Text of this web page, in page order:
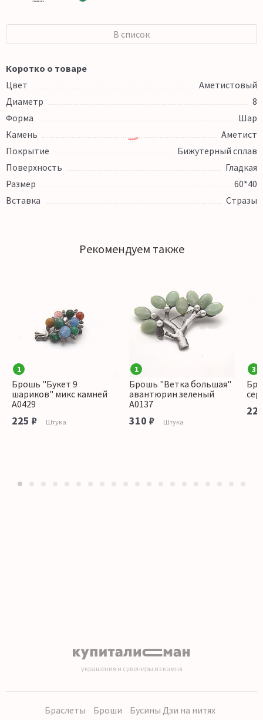
В список
Коротко о товаре
Цвет
Аметистовый
Диаметр
8
Форма
Шар
Камень
Аметист
Покрытие
Бижутерный сплав
Поверхность
Гладкая
Размер
60*40
Вставка
Стразы
Рекомендуем также
1
Брошь "Букет 9
шариков" микс камней
А0429
225 ₽ Штука
1
Брошь "Ветка большая"
авантюрин зеленый
А0137
310 ₽ Штука
3
украшения и сувениры из камня
Браслеты Броши Бусины Дзи на нитях